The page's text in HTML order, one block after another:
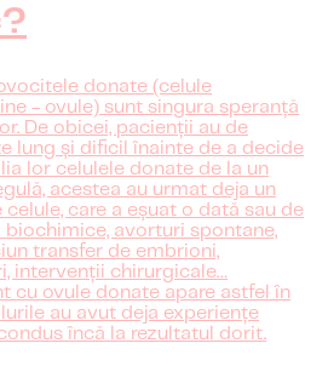
donate (celule
- ovule) sunt singura speranță
De obicei, pacienții au de
lung și dificil înainte de a decide
lor celulele donate de la un
acestea au urmat deja un
care a eșuat o dată sau de
avorturi spontane,
transfer de embrioni,
intervenții chirurgicale…
cu ovule donate apare astfel în
au avut deja experiențe
încă la rezultatul dorit.